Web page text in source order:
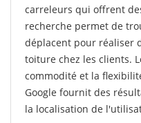
carreleurs qui offrent
recherche permet de
déplacent pour réaliser
toiture chez les clients.
commodité et la
Google fournit des
la localisation de